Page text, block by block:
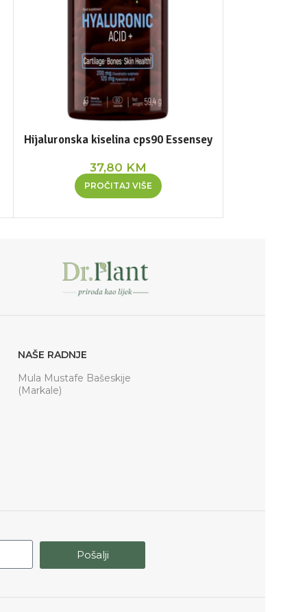
Hijaluronska kiselina cps90 Essensey
37,80 KM
PROČITAJ VIŠE
NAŠE RADNJE
Mula Mustafe Bašeskije
(Markale)
Pošalji